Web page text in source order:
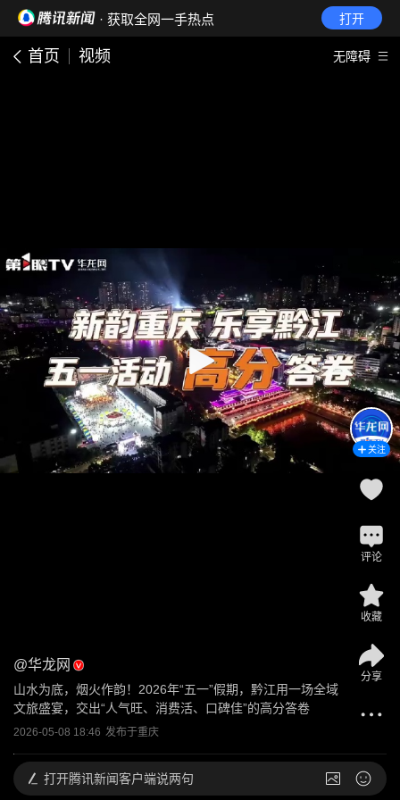
· 获取全网一手热点 打开
首页 视频 无障碍
@华龙网
山水为底，烟火作韵！2026年“五一”假期，黔江用一场全域
文旅盛宴，交出“人气旺、消费活、口碑佳”的高分答卷
2026-05-08 18:46 发布于重庆
关注
评论
收藏
分享
打开腾讯新闻客户端说两句